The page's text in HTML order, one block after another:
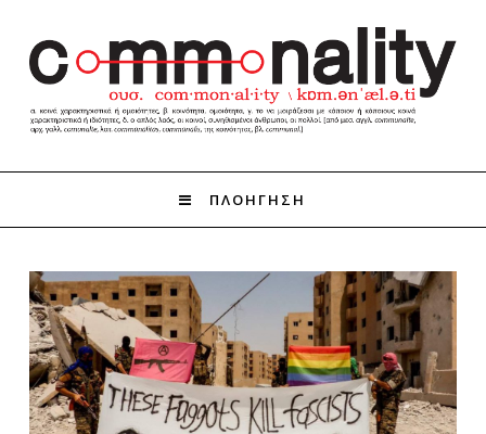
ΠΛΟΗΓΗΣΗ